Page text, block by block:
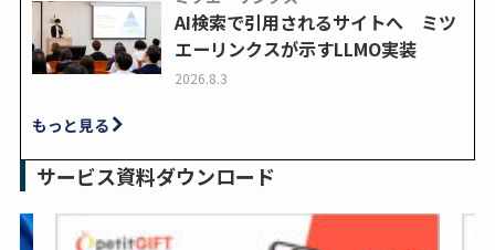
AI検索で引用されるサイトへ ミツ
エーリンクスが示すLLMO実装
2026.8.3
もっと見る
サービス資料ダウンロード